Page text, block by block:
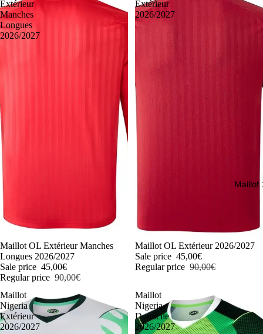
Extérieur
Manches
Longues
2026/2027
-50%
Maillot OL Extérieur Manches
Longues 2026/2027
Sale price 45,00€
Regular price 90,00€
Extérieur
2026/2027
-50%
Maillot OL Extérieur 2026/2027
Sale price 45,00€
Regular price 90,00€
Maillot
Nigeria
Extérieur
2026/2027
Maillot
Nigeria
Domicile
2026/2027